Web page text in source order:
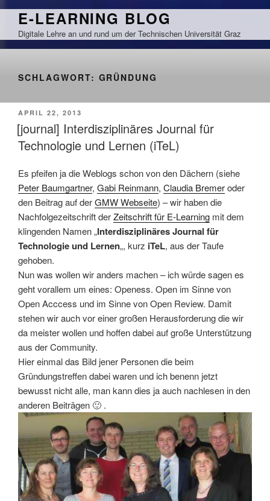
Zum
springen
E-LEARNING BLOG
Digitale Lehre an und rund um der Technischen Universität Graz
SCHLAGWORT: GRÜNDUNG
VERÖFFENTLICHT
AM
APRIL 22, 2013
[journal] Interdisziplinäres Journal für
Technologie und Lernen (iTeL)
Es pfeifen ja die Weblogs schon von den Dächern (siehe
Peter Baumgartner, Gabi Reinmann, Claudia Bremeroder
den Beitrag auf derGMW Webseite) – wir haben die
Nachfolgezeitschrift derZeitschrift für E-Learning mit dem
klingenden Namen „Interdisziplinäres Journal für
Technologie und Lernen„, kurz iTeL, aus der Taufe
gehoben.
Nun was wollen wir anders machen – ich würde sagen es
geht vorallem um eines: Openess. Open im Sinne von
Open Acccess und im Sinne von Open Review. Damit
stehen wir auch vor einer großen Herausforderung die wir
da meister wollen und hoffen dabei auf große Unterstützung
aus der Community.
Hier einmal das Bild jener Personen die beim
Gründungstreffen dabei waren und ich benenn jetzt
bewusst nicht alle, man kann dies ja auch nachlesen in den
anderen Beiträgen 🙂 .